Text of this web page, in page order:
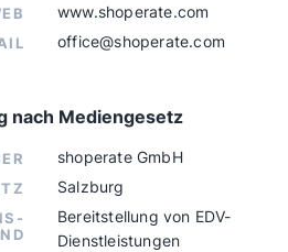
www.shoperate.com
office@shoperate.com
nach Mediengesetz
shoperate GmbH
Salzburg
Bereitstellung von EDV-
Dienstleistungen